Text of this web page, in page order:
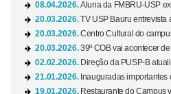
08.04.2026.Aluna da FMBRU-USP
20.03.2026.TV USP Bauru entrevista
20.03.2026.Centro Cultural do
20.03.2026.39º COB vai acontecer
02.02.2026. Direção da PUSP-B
21.01.2026. Inauguradas
19.01.2026. Restaurante do Campus